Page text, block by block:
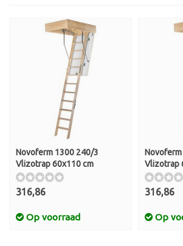
Novoferm 1300 240/3
Vlizotrap 60x110 cm
316,86
Op voorraad
Vlizotrap
316,86
Op